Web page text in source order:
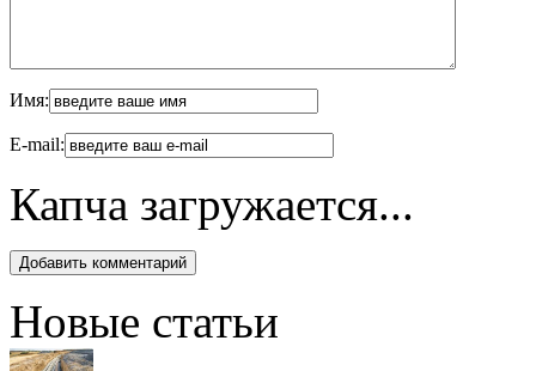
Имя:
E-mail:
Капча загружается...
Новые статьи